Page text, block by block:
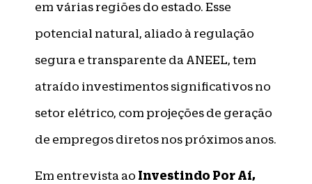
em várias regiões do estado. Esse
potencial natural, aliado à regulação
segura e transparente da ANEEL, tem
atraído investimentos significativos no
setor elétrico, com projeções de geração
de empregos diretos nos próximos anos.
Em entrevista ao Investindo Por Aí,